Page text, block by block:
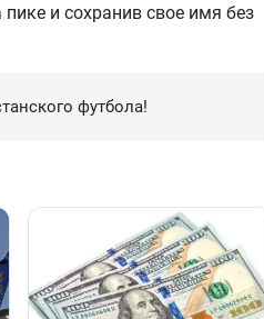
и сохранив свое имя без
футбола!